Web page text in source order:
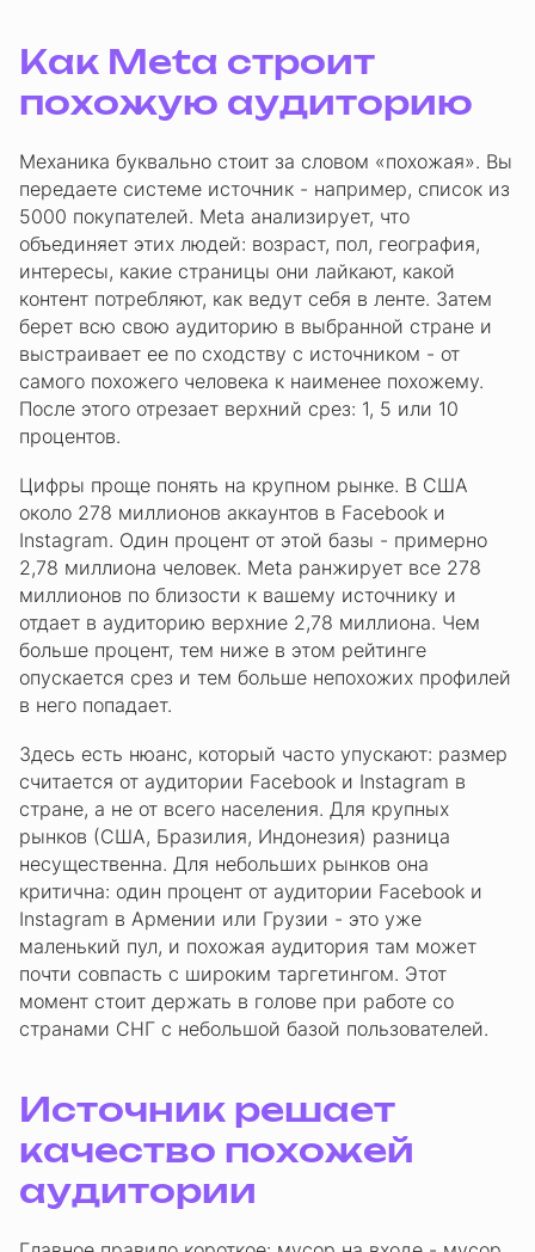
Как Meta строит
похожую аудиторию
Механика буквально стоит за словом «похожая». Вы
передаете системе источник - например, список из
5000 покупателей. Meta анализирует, что
объединяет этих людей: возраст, пол, география,
интересы, какие страницы они лайкают, какой
контент потребляют, как ведут себя в ленте. Затем
берет всю свою аудиторию в выбранной стране и
выстраивает ее по сходству с источником - от
самого похожего человека к наименее похожему.
После этого отрезает верхний срез: 1, 5 или 10
процентов.
Цифры проще понять на крупном рынке. В США
около 278 миллионов аккаунтов в Facebook и
Instagram. Один процент от этой базы - примерно
2,78 миллиона человек. Meta ранжирует все 278
миллионов по близости к вашему источнику и
отдает в аудиторию верхние 2,78 миллиона. Чем
больше процент, тем ниже в этом рейтинге
опускается срез и тем больше непохожих профилей
в него попадает.
Здесь есть нюанс, который часто упускают: размер
считается от аудитории Facebook и Instagram в
стране, а не от всего населения. Для крупных
рынков (США, Бразилия, Индонезия) разница
несущественна. Для небольших рынков она
критична: один процент от аудитории Facebook и
Instagram в Армении или Грузии - это уже
маленький пул, и похожая аудитория там может
почти совпасть с широким таргетингом. Этот
момент стоит держать в голове при работе со
странами СНГ с небольшой базой пользователей.
Источник решает
качество похожей
аудитории